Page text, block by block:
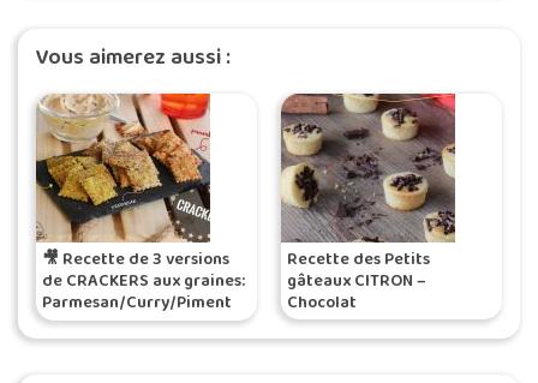
Vous aimerez aussi :
🎥 Recette de 3 versions
de CRACKERS aux graines:
Parmesan/Curry/Piment
Doux, By Titoon Baker
Recette des Petits
gâteaux CITRON –
Chocolat